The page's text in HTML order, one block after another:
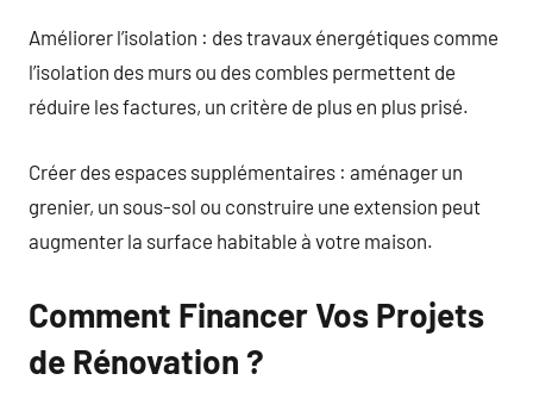
Améliorer l’isolation : des travaux énergétiques comme
l’isolation des murs ou des combles permettent de
réduire les factures, un critère de plus en plus prisé.
Créer des espaces supplémentaires : aménager un
grenier, un sous-sol ou construire une extension peut
augmenter la surface habitable à votre maison.
Comment Financer Vos Projets
de Rénovation ?